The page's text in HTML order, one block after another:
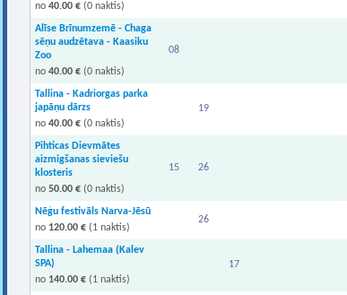
no 40.00 €(0 naktis)
Alīse Brīnumzemē - Chaga
sēņu audzētava - Kaasiku
Zoo
no 40.00 €(0 naktis)
08
Tallina - Kadriorgas parka
japāņu dārzs
no 40.00 €(0 naktis)
19
Pihticas Dievmātes
aizmigšanas sieviešu
klosteris
no 50.00 €(0 naktis)
15 26
Nēģu festivāls Narva-Jēsū
no 120.00 €(1 naktis)
26
Tallina - Lahemaa (Kalev
SPA)
no 140.00 €(1 naktis)
17